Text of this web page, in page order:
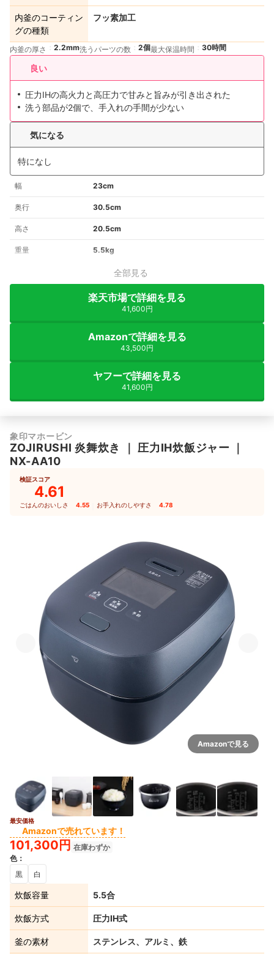
内釜のコーティン
グの種類
フッ素加工
内釜の厚さ 2.2mm洗うパーツの数 2個最大保温時間 30時間
良い
圧力IHの高火力と高圧力で甘みと旨みが引き出された
洗う部品が2個で、手入れの手間が少ない
気になる
特になし
幅 23cm
奥行 30.5cm
高さ 20.5cm
重量 5.5kg
全部見る
楽天市場で詳細を見る
41,600円
Amazonで詳細を見る
43,500円
ヤフーで詳細を見る
41,600円
象印マホービン
ZOJIRUSHI 炎舞炊き ｜圧力IH炊飯ジャー
NX-AA10
検証スコア
4.61
ごはんのおいしさ 4.55 お手入れのしやすさ 4.78
Amazonで見る
最安価格
Amazonで売れています！
101,300円 在庫わずか
色：
黒
白
炊飯容量 5.5合
炊飯方式 圧力IH式
釜の素材 ステンレス、アルミ、鉄